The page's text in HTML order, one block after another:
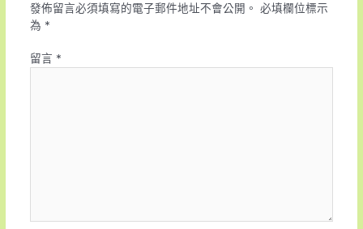
發佈留言必須填寫的電子郵件地址不會公開。 必填欄位標示
為 *
留言 *